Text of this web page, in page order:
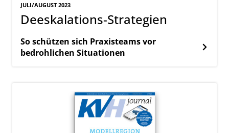
JULI/AUGUST 2023
Deeskalations-Strategien
So schützen sich Praxisteams vor
bedrohlichen Situationen